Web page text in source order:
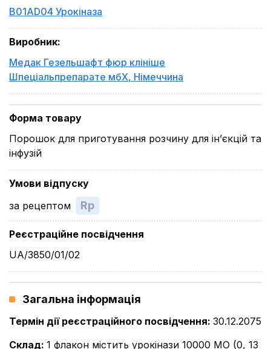
B01AD04 Урокіназа
Виробник:
Медак Гезельшафт фюр клініше
Шпеціальпрепарате мбХ, Німеччина
Форма товару
Порошок для приготування розчину для ін’єкцій та
інфузій
Умови відпуску
за рецептом
Rp
Реєстраційне посвідчення
UA/3850/01/02
Загальна інформація
Термін дії реєстраційного посвідчення: 30.12.2075
Склад: 1 флакон містить урокінази 10000 МО (0, 13